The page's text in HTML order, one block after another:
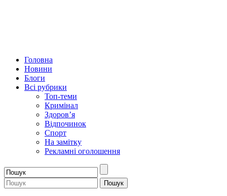
Головна
Новини
Блоги
Всі рубрики
Топ-теми
Кримінал
Здоров’я
Відпочинок
Спорт
На замітку
Рекламні оголошення